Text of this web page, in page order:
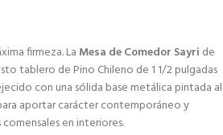
firmeza. La Mesa de Comedor Sayri de
tablero de Pino Chileno de 1 1/2 pulgadas
con una sólida base metálica pintada al
aportar carácter contemporáneo y
en interiores.